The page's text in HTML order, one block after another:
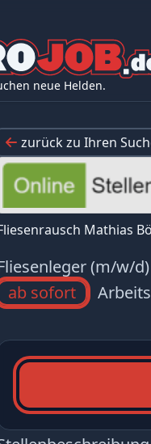
neue Helden.
zurück zu Ihren
Mathias
(m/w/d)
ab sofort